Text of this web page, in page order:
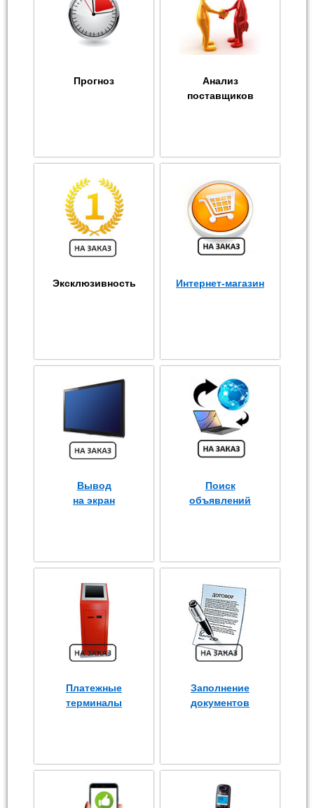
Прогноз
Анализ
поставщиков
Эксклюзивность Интернет-магазин
Вывод
на экран
Поиск
объявлений
Платежные
терминалы
Заполнение
документов